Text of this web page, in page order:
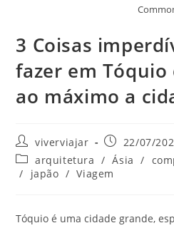
3 Coisas
fazer em
ao máximo a
Autor
do
post:
viverviajar
Post
publicado:
22/07/
Categoria
do
arquitetura / Ásia /
/
japão / Viagem
Tóquio é uma cidade grande,